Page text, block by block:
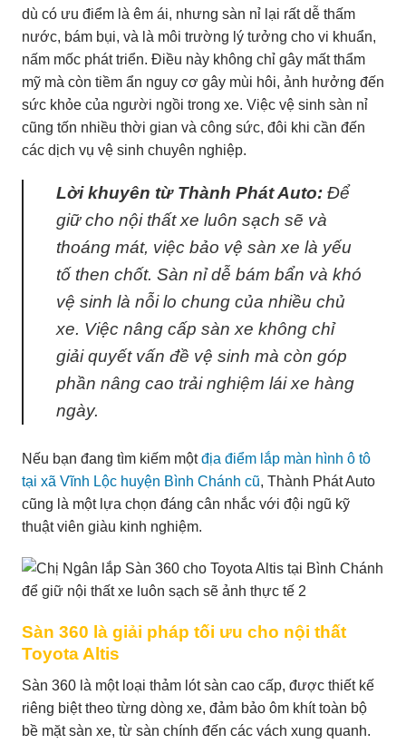
dù có ưu điểm là êm ái, nhưng sàn nỉ lại rất dễ thấm
nước, bám bụi, và là môi trường lý tưởng cho vi khuẩn,
nấm mốc phát triển. Điều này không chỉ gây mất thẩm
mỹ mà còn tiềm ẩn nguy cơ gây mùi hôi, ảnh hưởng đến
sức khỏe của người ngồi trong xe. Việc vệ sinh sàn nỉ
cũng tốn nhiều thời gian và công sức, đôi khi cần đến
các dịch vụ vệ sinh chuyên nghiệp.
Lời khuyên từ Thành Phát Auto: Để
giữ cho nội thất xe luôn sạch sẽ và
thoáng mát, việc bảo vệ sàn xe là yếu
tố then chốt. Sàn nỉ dễ bám bẩn và khó
vệ sinh là nỗi lo chung của nhiều chủ
xe. Việc nâng cấp sàn xe không chỉ
giải quyết vấn đề vệ sinh mà còn góp
phần nâng cao trải nghiệm lái xe hàng
ngày.
Nếu bạn đang tìm kiếm mộtđịa điểm lắp màn hình ô tô
tại xã Vĩnh Lộc huyện Bình Chánh cũ, Thành Phát Auto
cũng là một lựa chọn đáng cân nhắc với đội ngũ kỹ
thuật viên giàu kinh nghiệm.
Sàn 360 là giải pháp tối ưu cho nội thất
Toyota Altis
Sàn 360 là một loại thảm lót sàn cao cấp, được thiết kế
riêng biệt theo từng dòng xe, đảm bảo ôm khít toàn bộ
bề mặt sàn xe, từ sàn chính đến các vách xung quanh.